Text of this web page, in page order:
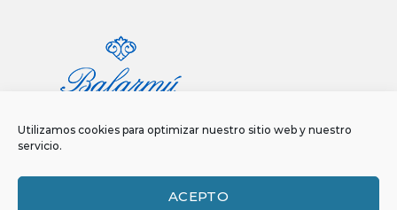
Utilizamos cookies para optimizar nuestro sitio web y nuestro
servicio.
ACEPTO